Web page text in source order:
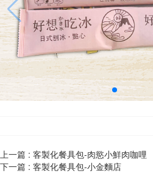
上一篇 : 客製化餐具包-肉慾小鮮肉咖哩
下一篇 : 客製化餐具包-小金麵店